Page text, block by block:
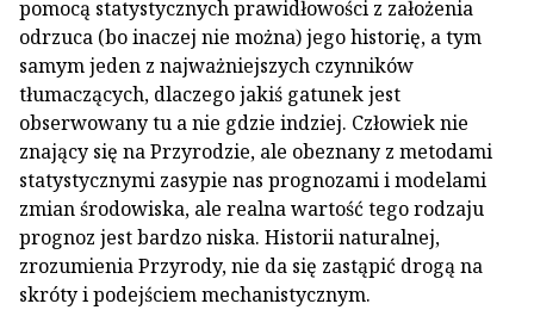
pomocą statystycznych prawidłowości z założenia
odrzuca (bo inaczej nie można) jego historię, a tym
samym jeden z najważniejszych czynników
tłumaczących, dlaczego jakiś gatunek jest
obserwowany tu a nie gdzie indziej. Człowiek nie
znający się na Przyrodzie, ale obeznany z metodami
statystycznymi zasypie nas prognozami i modelami
zmian środowiska, ale realna wartość tego rodzaju
prognoz jest bardzo niska. Historii naturalnej,
zrozumienia Przyrody, nie da się zastąpić drogą na
skróty i podejściem mechanistycznym.